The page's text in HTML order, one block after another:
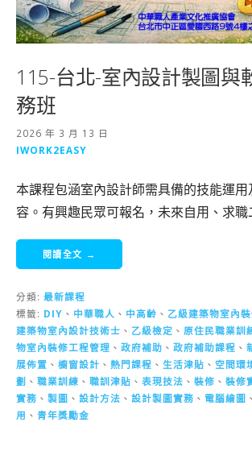
115-台北-室內設計製圖與
務班
2026 年 3 月 13 日
IWORK2EASY
本課程包涵室內設計師需具備的技能運
容。有興趣民眾可報名，未來自用、求職
閱讀全文 →
分類: 最新課程
標籤: DIY 、 中華職人 、 中高齡 、 乙級建築物室內
建築物室內設計技術士 、 乙級檢定 、 原住民職業訓
物室內裝修工程管理 、 政府補助 、 政府補助課程 、
展佈置 、 櫥窗設計 、 熱門課程 、 生活津貼 、 空間環
劃 、 職業訓練 、 職訓津貼 、 表現技法 、 裝修 、 裝修
實務 、 製圖 、 設計方法 、 設計製圖實務 、 電腦繪圖 、
用 、 青年獎勵金